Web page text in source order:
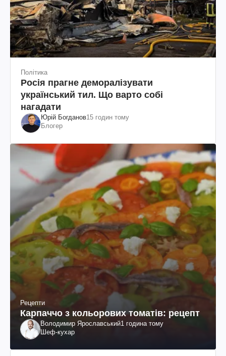
Політика
Росія прагне деморалізувати
український тил. Що варто собі
нагадати
Юрій Богданов15 годин тому
Блогер
Рецепти
Карпаччо з кольорових томатів: рецепт
Володимир Ярославський1 година тому
Шеф-кухар